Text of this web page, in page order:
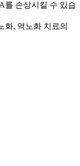
를 손상시킬 수 있습
화, 역노화 치료의